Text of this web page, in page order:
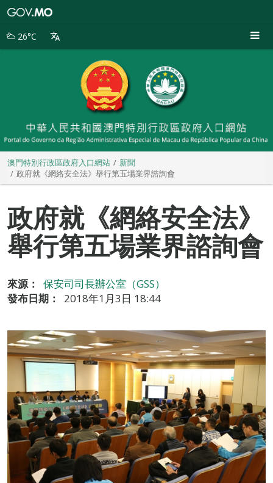
別
26°C
澳門特別行政區政府入口網站
新聞
政府就《網絡安全法》舉行第五場業界諮詢會
政府就《網絡安全法》
舉行第五場業界諮詢會
來源：
保安司司長辦公室（GSS）
發布日期：
2018年1月3日 18:44